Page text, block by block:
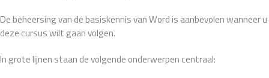
De beheersing van de basiskennis van Word is aanbevolen wanneer u
deze cursus wilt gaan volgen.
In grote lijnen staan de volgende onderwerpen centraal: